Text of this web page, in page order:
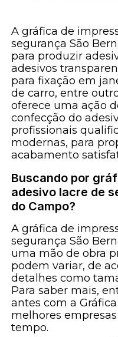
A gráfica de
segurança São
para produzir
adesivos
para fixação em
de carro, entre
oferece uma ação
confecção do
profissionais
modernas, para
acabamento
Buscando por
adesivo lacre de
do Campo?
A gráfica de
segurança São
uma mão de obra
podem variar, de
detalhes como
Para saber mais,
antes com a
melhores
tempo.